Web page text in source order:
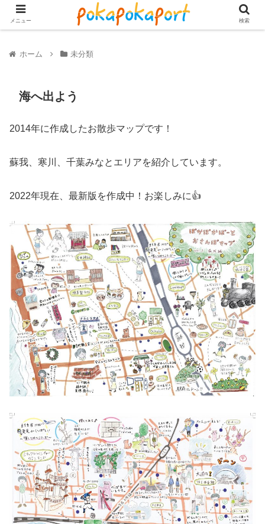
ホーム 未分類
海へ出よう
2014年に作成したお散歩マップです！
蘇我、寒川、千葉みなとエリアを紹介しています。
2022年現在、最新版を作成中！お楽しみに👍
メニュー 検索